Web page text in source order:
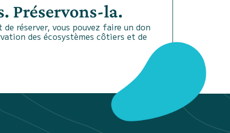
Préservons-la.
réserver, vous pouvez faire un don
des écosystèmes côtiers et de